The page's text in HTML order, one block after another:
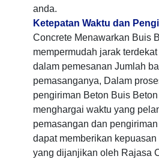
anda.
Ketepatan Waktu dan
Concrete Menawarkan Buis
mempermudah jarak
dalam pemesanan Jumlah
pemasanganya, Dalam
pengiriman Beton Buis
menghargai waktu yang
pemasangan dan
dapat memberikan
yang dijanjikan oleh Rajasa